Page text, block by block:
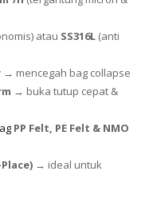
atau SS316L (anti
→ mencegah bag collapse
→ buka tutup cepat &
PP Felt, PE Felt & NMO
→ ideal untuk